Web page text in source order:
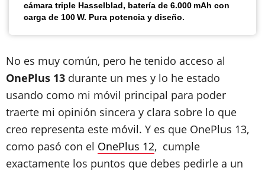
cámara triple Hasselblad, batería de 6.000 mAh con
carga de 100 W. Pura potencia y diseño.
No es muy común, pero he tenido acceso al
OnePlus 13 durante un mes y lo he estado
usando como mi móvil principal para poder
traerte mi opinión sincera y clara sobre lo que
creo representa este móvil. Y es que OnePlus 13,
como pasó con el OnePlus 12, cumple
exactamente los puntos que debes pedirle a un